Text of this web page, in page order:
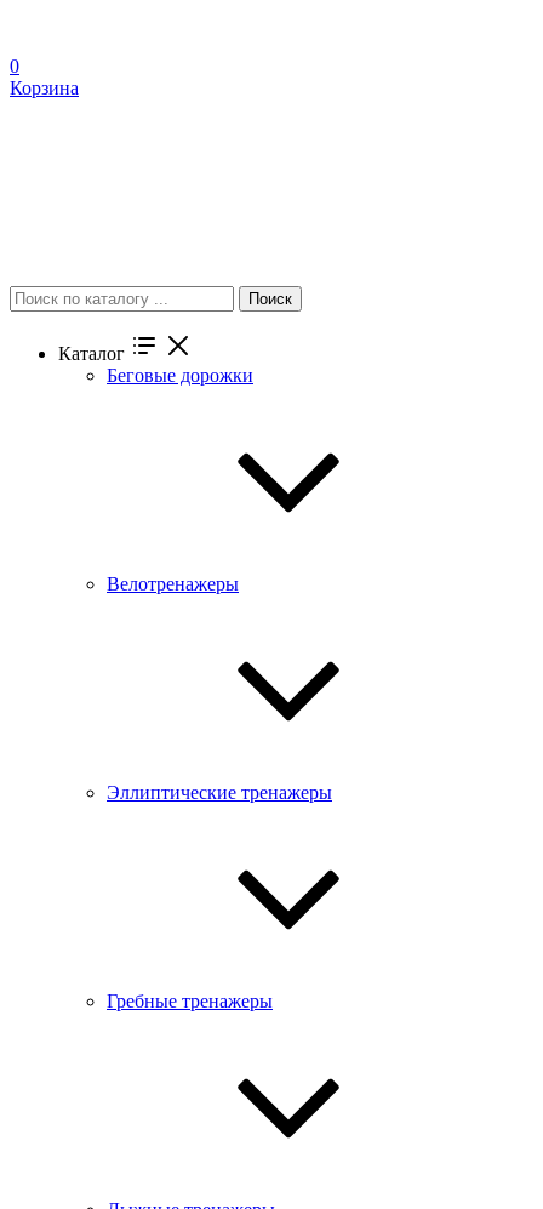
0
Корзина
Поиск
Каталог
Беговые дорожки
Велотренажеры
Эллиптические тренажеры
Гребные тренажеры